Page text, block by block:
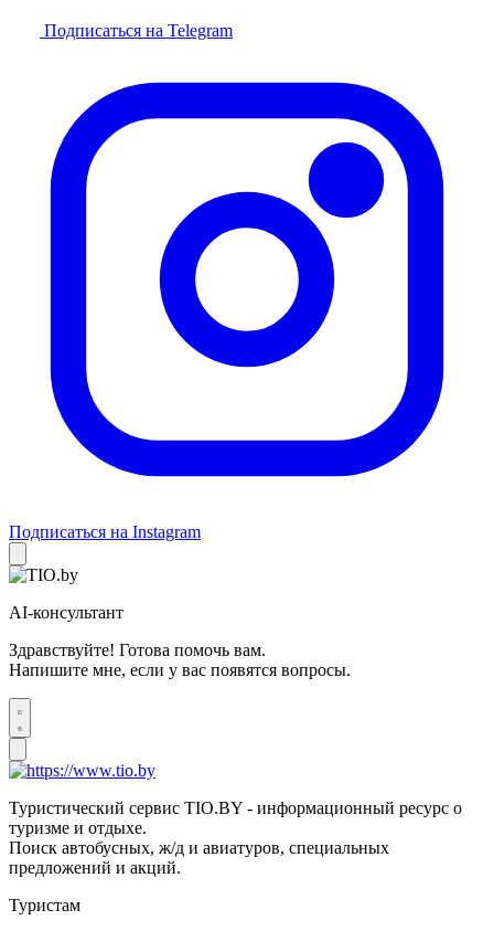
Подписаться на Telegram
Подписаться на Instagram
AI-консультант
Здравствуйте! Готова помочь вам.
Напишите мне, если у вас появятся вопросы.
Туристический сервис TIO.BY - информационный ресурс о
туризме и отдыхе.
Поиск автобусных, ж/д и авиатуров, специальных
предложений и акций.
Туристам